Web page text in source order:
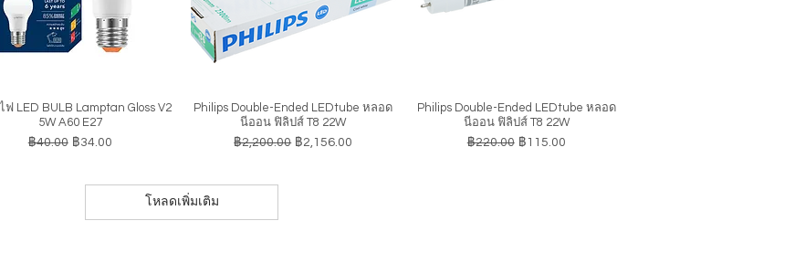
ดูข้อมูลด่วน
LED BULB Lamptan Gloss V2
5W A60 E27
ราคาปกติ
฿40.00 ราคาขายลด
฿34.00
ดูข้อมูลด่วน
Philips Double-Ended LEDtube หลอด
นีออน ฟิลิปส์ T8 22W
ราคาปกติ
฿2,200.00 ราคาขายลด
฿2,156.00
ดูข้อมูลด่วน
Philips Double-Ended LEDtube หลอด
นีออน ฟิลิปส์ T8 22W
ราคาปกติ
฿220.00 ราคาขายลด
฿115.00
โหลดเพิ่มเติม